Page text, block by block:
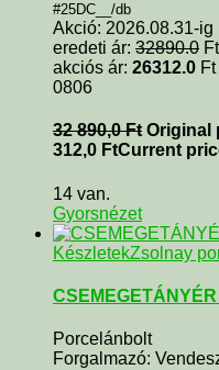
#25DC__/db
Akció: 2026.08.31-ig
eredeti ár: 32890.0 Ft
akciós ár: 26312.0 Ft
0806
32 890,0Ft Original
312,0 FtCurrent
14 van.
Gyorsnézet
KészletekZsolnay
CSEMEGETÁNYÉR
Porcelánbolt
Forgalmazó: